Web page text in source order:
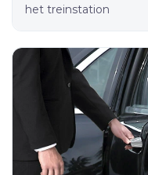
het treinstation